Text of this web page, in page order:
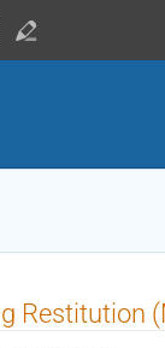
Restitution